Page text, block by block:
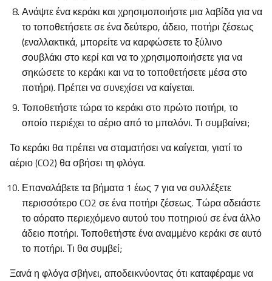
Ανάψτε ένα κεράκι και χρησιμοποιήστε μια λαβίδα για να
το τοποθετήσετε σε ένα δεύτερο, άδειο, ποτήρι ζέσεως
(εναλλακτικά, μπορείτε να καρφώσετε το ξύλινο
σουβλάκι στο κερί και να το χρησιμοποιήσετε για να
σηκώσετε το κεράκι και να το τοποθετήσετε μέσα στο
ποτήρι). Πρέπει να συνεχίσει να καίγεται.
Τοποθετήστε τώρα το κεράκι στο πρώτο ποτήρι, το
οποίο περιέχει το αέριο από το μπαλόνι. Τι συμβαίνει;
Το κεράκι θα πρέπει να σταματήσει να καίγεται, γιατί το
αέριο (CO2) θα σβήσει τη φλόγα.
Επαναλάβετε τα βήματα 1 έως 7 για να συλλέξετε
περισσότερο CO2 σε ένα ποτήρι ζέσεως. Τώρα αδειάστε
το αόρατο περιεχόμενο αυτού του ποτηριού σε ένα άλλο
άδειο ποτήρι. Τοποθετήστε ένα αναμμένο κεράκι σε αυτό
το ποτήρι. Τι θα συμβεί;
Ξανά η φλόγα σβήνει, αποδεικνύοντας ότι καταφέραμε να